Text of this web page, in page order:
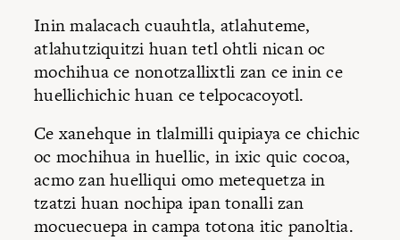
Inin malacach cuauhtla, atlahuteme,
atlahutziquitzi huan tetl ohtli nican oc
mochihua ce nonotzallixtli zan ce inin ce
huellichichic huan ce telpocacoyotl.
Ce xanehque in tlalmilli quipiaya ce chichic
oc mochihua in huellic, in ixic quic cocoa,
acmo zan huelliqui omo metequetza in
tzatzi huan nochipa ipan tonalli zan
mocuecuepa in campa totona itic panoltia.